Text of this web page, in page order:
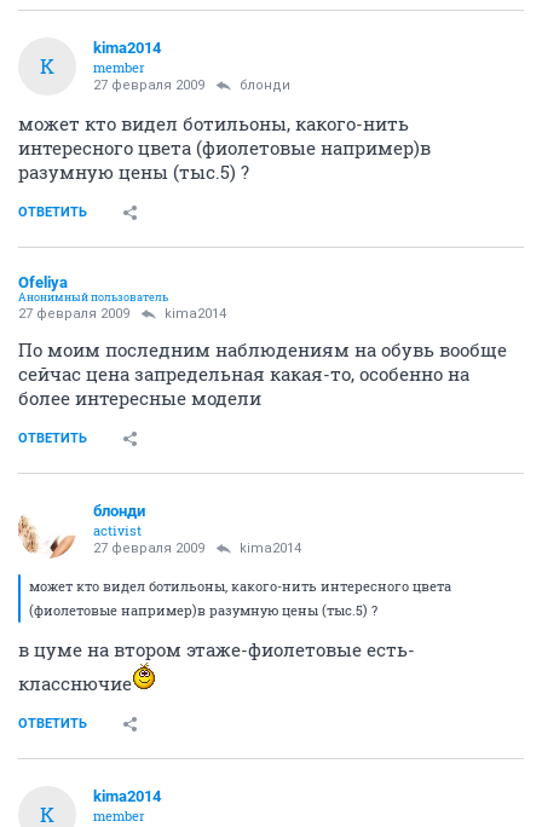
K
kima2014
member
27 февраля 2009 блонди
может кто видел ботильоны, какого-нить
интересного цвета (фиолетовые например)в
разумную цены (тыс.5) ?
ОТВЕТИТЬ
Ofeliya
Анонимный пользователь
27 февраля 2009 kima2014
По моим последним наблюдениям на обувь вообще
сейчас цена запредельная какая-то, особенно на
более интересные модели
ОТВЕТИТЬ
блонди
activist
27 февраля 2009 kima2014
может кто видел ботильоны, какого-нить интересного цвета
(фиолетовые например)в разумную цены (тыс.5) ?
в цуме на втором этаже-фиолетовые есть-
класснючие
ОТВЕТИТЬ
K
kima2014
member